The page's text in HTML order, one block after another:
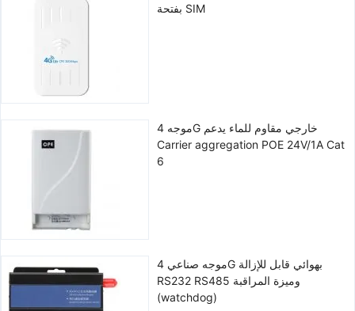
بفتحة SIM
موجه 4G خارجي مقاوم للماء يدعم
Carrier aggregation POE 24V/1A Cat
6
موجه صناعي 4G بهوائي قابل للإزالة
RS232 RS485 وميزة المراقبة
(watchdog)